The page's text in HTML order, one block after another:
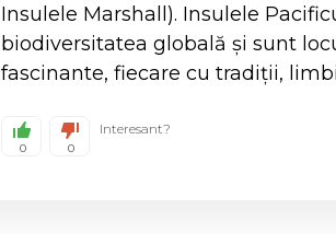
Insulele Marshall). Insulele
biodiversitatea globală și sunt
fascinante, fiecare cu tradiții,
0 0
Interesant?